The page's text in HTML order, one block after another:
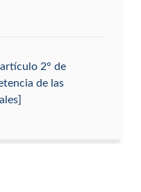
2° de
de las